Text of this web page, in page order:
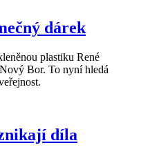
dárek
plastiku René
Bor. To nyní hledá
díla